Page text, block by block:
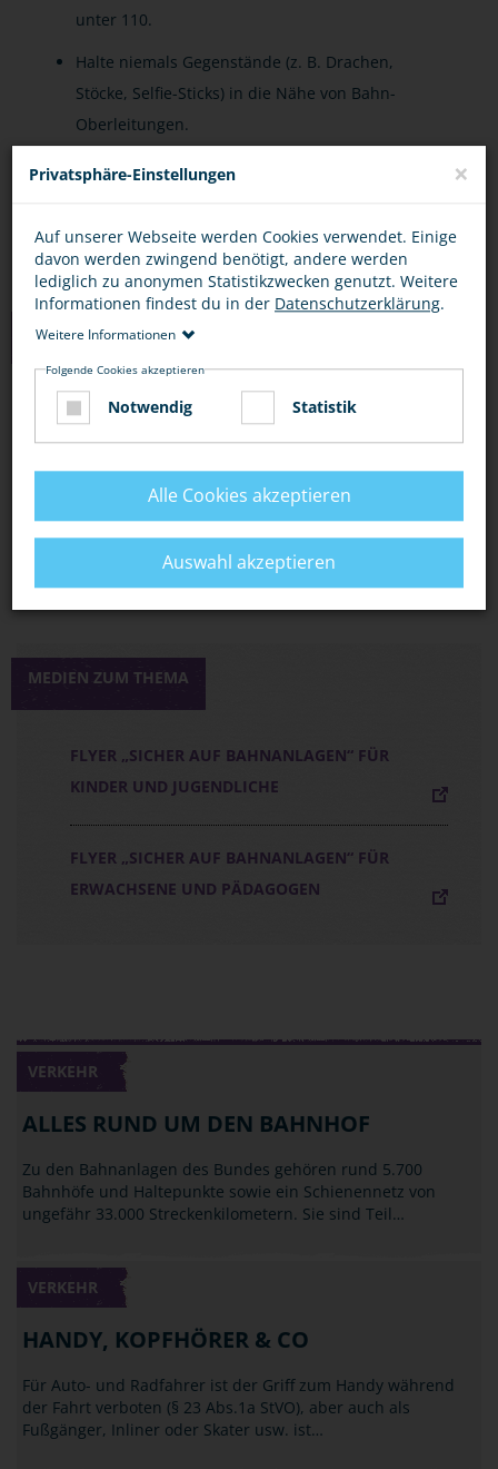
unter 110.
Halte niemals Gegenstände (z. B. Drachen,
Stöcke, Selfie-Sticks) in die Nähe von Bahn-
Oberleitungen.
Lasse niemals Drohnen oder ferngesteuerte
LINKS
CHECKER TOBI: DER BAHNHOFS-CHECK
(YOUTUBE)
S-BAHN MÜNCHEN: ERKLÄRVIDEOS RUND
UMS S-BAHN-FAHREN
MEDIEN ZUM THEMA
FLYER „SICHER AUF BAHNANLAGEN“ FÜR
KINDER UND JUGENDLICHE
FLYER „SICHER AUF BAHNANLAGEN“ FÜR
ERWACHSENE UND PÄDAGOGEN
VERKEHR
ALLES RUND UM DEN BAHNHOF
Zu den Bahnanlagen des Bundes gehören rund 5.700
Bahnhöfe und Haltepunkte sowie ein Schienennetz von
ungefähr 33.000 Streckenkilometern. Sie sind Teil…
VERKEHR
HANDY, KOPFHÖRER & CO
Für Auto- und Radfahrer ist der Griff zum Handy während
der Fahrt verboten (§ 23 Abs.1a StVO), aber auch als
Fußgänger, Inliner oder Skater usw. ist…
Privatsphäre-Einstellungen ×
Auf unserer Webseite werden Cookies verwendet. Einige
davon werden zwingend benötigt, andere werden
lediglich zu anonymen Statistikzwecken genutzt. Weitere
Informationen findest du in der Datenschutzerklärung.
Weitere Informationen
Folgende Cookies akzeptieren
Notwendig Statistik
Alle Cookies akzeptieren
Auswahl akzeptieren